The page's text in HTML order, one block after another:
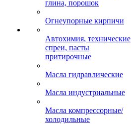
глина, порошок
Огнеупорные кирпичи
Автохимия, технические
спреи, пасты
притирочные
Масла гидравлические
Масла индустриальные
Масла компрессорные/
холодильные